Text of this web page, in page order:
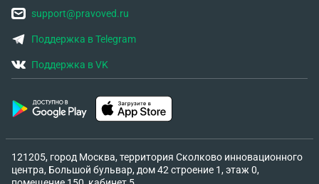
support@pravoved.ru
Поддержка в Telegram
Поддержка в VK
121205, город Москва, территория Сколково инновационного
центра, Большой бульвар, дом 42 строение 1, этаж 0,